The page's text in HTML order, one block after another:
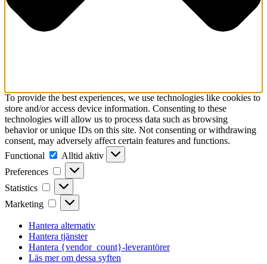
To provide the best experiences, we use technologies like cookies to
store and/or access device information. Consenting to these
technologies will allow us to process data such as browsing
behavior or unique IDs on this site. Not consenting or withdrawing
consent, may adversely affect certain features and functions.
Functional
Functional
Alltid aktiv
Preferences
Preferences
Statistics Statistics
Marketing Marketing
Hantera alternativ
Hantera tjänster
Hantera {vendor_count}-leverantörer
Läs mer om dessa syften